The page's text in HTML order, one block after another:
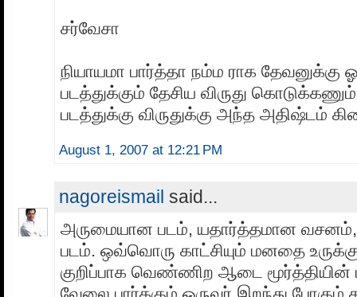
சர்வேசா
நியாயமா பார்த்தா நம்ம ராக
படத்துக்கும் தேசிய விருது
படத்துக்கு விருதுக்கு அந்த அதிஷ்டம்
August 1, 2007 at 12:21 PM
nagoreismail said...
அருமையான படம், யதார்த்தமான வசனம்,
படம். ஒவ்வொரு காட்சியும் மனதை
குறிப்பாக வெண்ணிற ஆடை மூர்த்தியின்